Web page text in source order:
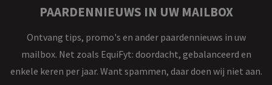
PAARDENNIEUWS IN UW MAILBOX
Ontvang tips, promo's en ander paardennieuws in uw
mailbox. Net zoals EquiFyt: doordacht, gebalanceerd en
enkele keren per jaar. Want spammen, daar doen wij niet aan.